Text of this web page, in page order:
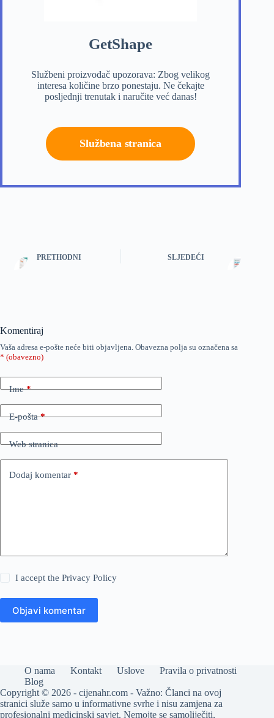
GetShape
Službeni proizvođač upozorava: Zbog velikog
interesa količine brzo ponestaju. Ne čekajte
posljednji trenutak i naručite već danas!
Službena stranica
PRETHODNI SLJEDEĆI
Komentiraj
Vaša adresa e-pošte neće biti objavljena. Obavezna polja su označena sa
* (obavezno)
Ime*
E-pošta*
Web stranica
Dodaj komentar *
I accept thePrivacy Policy
Objavi komentar
O nama Kontakt Uslove
Pravila o privatnosti
Blog
Copyright © 2026 - cijenahr.com - Važno: Članci na ovoj
stranici služe samo u informativne svrhe i nisu zamjena za
profesionalni medicinski savjet. Nemojte se samoliječiti,